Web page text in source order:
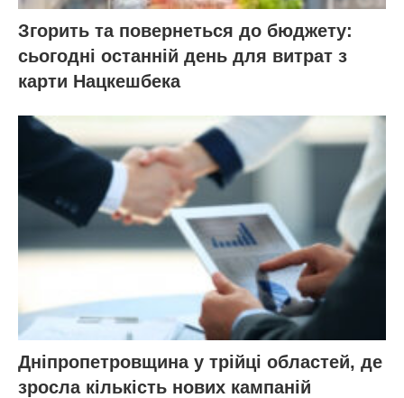
Згорить та повернеться до бюджету:
сьогодні останній день для витрат з
карти Нацкешбека
Дніпропетровщина у трійці областей, де
зросла кількість нових кампаній